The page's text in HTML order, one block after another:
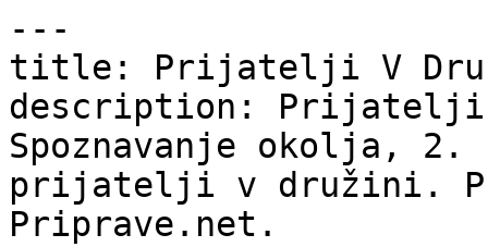
---
title: Prijatelji V
description: Prijatelji
Spoznavanje okolja,
prijatelji v družini.
Priprave.net.